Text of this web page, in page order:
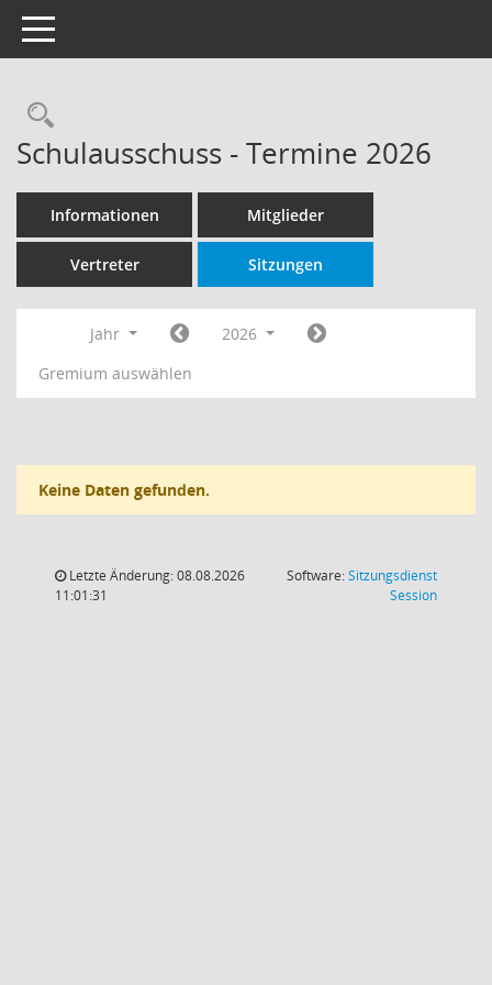
Toggle navigation
Rechercheauswahl
Schulausschuss - Termine 2026
Informationen Mitglieder
Vertreter Sitzungen
Jahr
2026
Gremium auswählen
Keine Daten gefunden.
Letzte Änderung: 08.08.2026
11:01:31
Software:Sitzungsdienst
Session(Wird in